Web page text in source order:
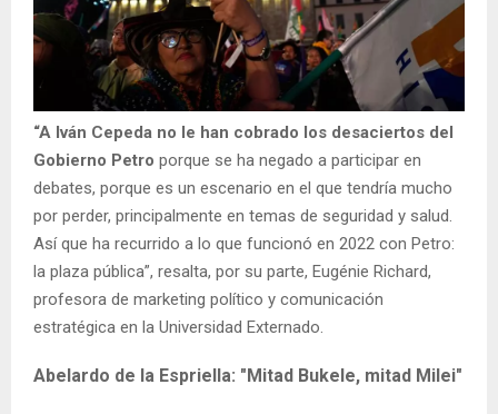
“A Iván Cepeda no le han cobrado los desaciertos del
Gobierno Petro porque se ha negado a participar en
debates, porque es un escenario en el que tendría mucho
por perder, principalmente en temas de seguridad y salud.
Así que ha recurrido a lo que funcionó en 2022 con Petro:
la plaza pública”, resalta, por su parte, Eugénie Richard,
profesora de marketing político y comunicación
estratégica en la Universidad Externado.
Abelardo de la Espriella: "Mitad Bukele, mitad Milei"